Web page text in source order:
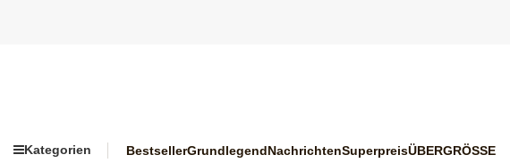
Kategorien BestsellerGrundlegendNachrichtenSuperpreisÜBERGRÖSSE